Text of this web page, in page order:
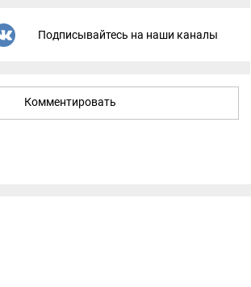
Подписывайтесь на наши каналы
Комментировать